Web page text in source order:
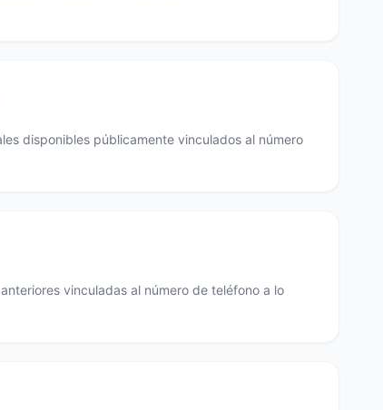
disponibles públicamente vinculados al número
vinculadas al número de teléfono a lo